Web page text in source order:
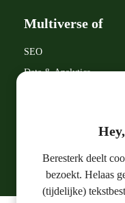
Multiverse of
SEO
Data & Analytics
Beresterk deelt
bezoekt. Helaas
(tijdelijke)